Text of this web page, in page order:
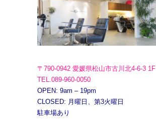
〒790-0942 愛媛県松山市古川北4-6-3 1F
TEL.089-960-0050
OPEN: 9am – 19pm
CLOSED: 月曜日、第3火曜日
駐車場あり